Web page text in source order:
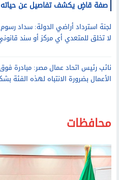
صفة قاضٍ يكشف تفاصيل عن حياته
لجنة استرداد أراضي الدولة: سداد
لا تخلق للمتعدي أي مركز أو سند
الأعمال بضرورة الانتباه لهذه الفئة
محافظات